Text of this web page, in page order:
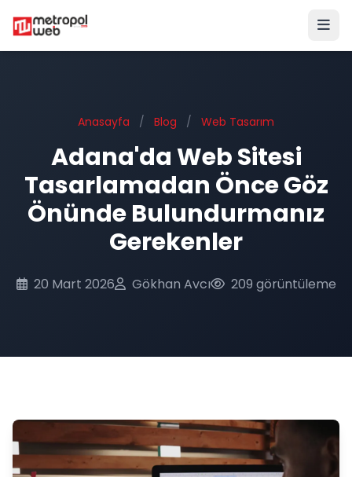
Anasayfa / Blog / Web Tasarım
Adana'da Web Sitesi
Tasarlamadan Önce Göz
Önünde Bulundurmanız
Gerekenler
20 Mart 2026 Gökhan Avcı 209 görüntüleme